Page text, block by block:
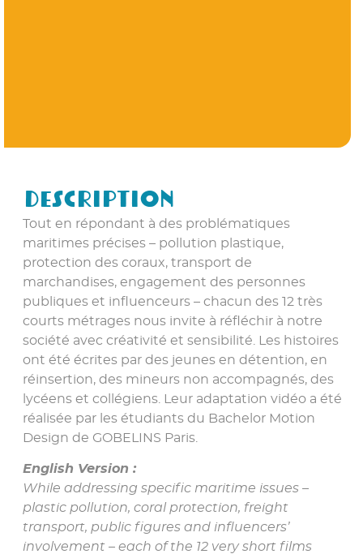
Description
Tout en répondant à des problématiques
maritimes précises – pollution plastique,
protection des coraux, transport de
marchandises, engagement des personnes
publiques et influenceurs – chacun des 12 très
courts métrages nous invite à réfléchir à notre
société avec créativité et sensibilité. Les histoires
ont été écrites par des jeunes en détention, en
réinsertion, des mineurs non accompagnés, des
lycéens et collégiens. Leur adaptation vidéo a été
réalisée par les étudiants du Bachelor Motion
Design de GOBELINS Paris.
English Version :
While addressing specific maritime issues –
plastic pollution, coral protection, freight
transport, public figures and influencers’
involvement – each of the 12 very short films